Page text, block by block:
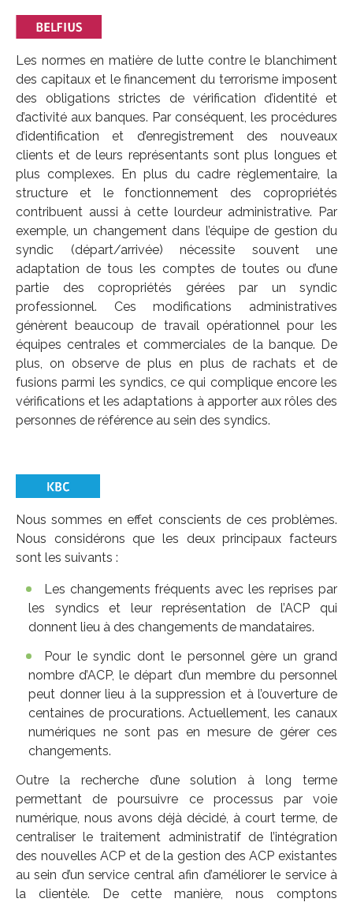
Les normes en matière de lutte contre le blanchiment
des capitaux et le financement du terrorisme imposent
des obligations strictes de vérification d’identité et
d’activité aux banques. Par conséquent, les procédures
d’identification et d’enregistrement des nouveaux
clients et de leurs représentants sont plus longues et
plus complexes. En plus du cadre règlementaire, la
structure et le fonctionnement des copropriétés
contribuent aussi à cette lourdeur administrative. Par
exemple, un changement dans l’équipe de gestion du
syndic (départ/arrivée) nécessite souvent une
adaptation de tous les comptes de toutes ou d’une
partie des copropriétés gérées par un syndic
professionnel. Ces modifications administratives
génèrent beaucoup de travail opérationnel pour les
équipes centrales et commerciales de la banque. De
plus, on observe de plus en plus de rachats et de
fusions parmi les syndics, ce qui complique encore les
vérifications et les adaptations à apporter aux rôles des
personnes de référence au sein des syndics.
Nous sommes en effet conscients de ces problèmes.
Nous considérons que les deux principaux facteurs
sont les suivants :
Les changements fréquents avec les reprises par
les syndics et leur représentation de l’ACP qui
donnent lieu à des changements de mandataires.
Pour le syndic dont le personnel gère un grand
nombre d’ACP, le départ d’un membre du personnel
peut donner lieu à la suppression et à l’ouverture de
centaines de procurations. Actuellement, les canaux
numériques ne sont pas en mesure de gérer ces
changements.
Outre la recherche d’une solution à long terme
permettant de poursuivre ce processus par voie
numérique, nous avons déjà décidé, à court terme, de
centraliser le traitement administratif de l’intégration
des nouvelles ACP et de la gestion des ACP existantes
au sein d’un service central afin d’améliorer le service à
la clientèle. De cette manière, nous comptons